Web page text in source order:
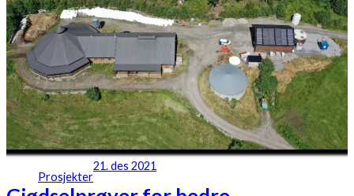
Prosjekter
21. des 2021